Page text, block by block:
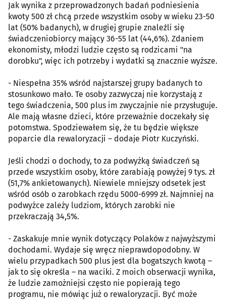
Jak wynika z przeprowadzonych badań podniesienia
kwoty 500 zł chcą przede wszystkim osoby w wieku 23-50
lat (50% badanych), w drugiej grupie znaleźli się
świadczeniobiorcy mający 36-55 lat (44,6%). Zdaniem
ekonomisty, młodzi ludzie często są rodzicami "na
dorobku", więc ich potrzeby i wydatki są znacznie wyższe.
- Niespełna 35% wśród najstarszej grupy badanych to
stosunkowo mało. Te osoby zazwyczaj nie korzystają z
tego świadczenia, 500 plus im zwyczajnie nie przysługuje.
Ale mają własne dzieci, które przeważnie doczekały się
potomstwa. Spodziewałem się, że tu będzie większe
poparcie dla rewaloryzacji – dodaje Piotr Kuczyński.
Jeśli chodzi o dochody, to za podwyżką świadczeń są
przede wszystkim osoby, które zarabiają powyżej 9 tys. zł
(51,7% ankietowanych). Niewiele mniejszy odsetek jest
wśród osób o zarobkach rzędu 5000-6999 zł. Najmniej na
podwyżce zależy ludziom, których zarobki nie
przekraczają 34,5%.
- Zaskakuje mnie wynik dotyczący Polaków z najwyższymi
dochodami. Wydaje się wręcz nieprawdopodobny. W
wielu przypadkach 500 plus jest dla bogatszych kwotą –
jak to się określa – na waciki. Z moich obserwacji wynika,
że ludzie zamożniejsi często nie popierają tego
programu, nie mówiąc już o rewaloryzacji. Być może